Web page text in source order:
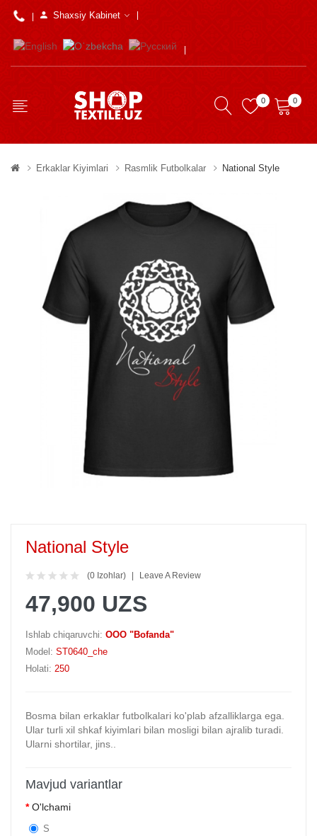
Shaxsiy Kabinet
0 0
Erkaklar Kiyimlari Rasmlik Futbolkalar National Style
National Style
(0 Izohlar) Leave A Review
47,900 UZS
Ishlab chiqaruvchi: OOO "Bofanda"
Model: ST0640_che
Holati: 250
Bosma bilan erkaklar futbolkalari ko'plab afzalliklarga ega.
Ular turli xil shkaf kiyimlari bilan mosligi bilan ajralib turadi.
Ularni shortilar, jins..
Mavjud variantlar
O'lchami
S